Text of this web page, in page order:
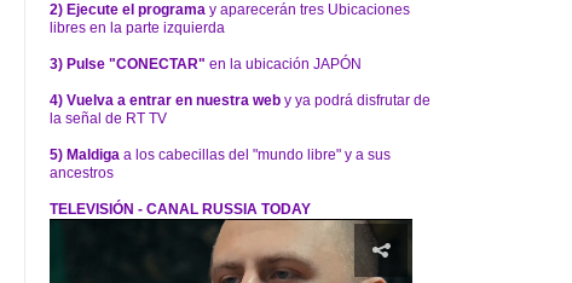
2) Ejecute el programa y aparecerán tres Ubicaciones
libres en la parte izquierda
3) Pulse "CONECTAR" en la ubicación JAPÓN
4) Vuelva a entrar en nuestra web y ya podrá disfrutar de
la señal de RT TV
5) Maldiga a los cabecillas del "mundo libre" y a sus
ancestros
TELEVISIÓN - CANAL RUSSIA TODAY